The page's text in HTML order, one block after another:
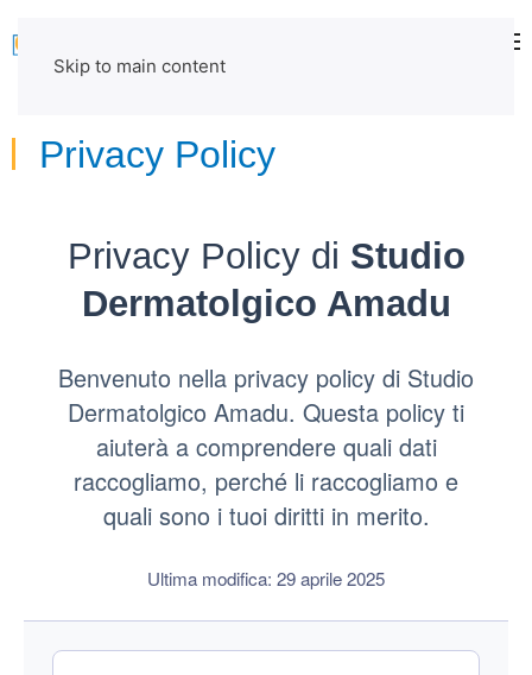
Skip to main content
Privacy Policy
Privacy Policy di Studio
Dermatolgico Amadu
Benvenuto nella privacy policy di Studio
Dermatolgico Amadu. Questa policy ti
aiuterà a comprendere quali dati
raccogliamo, perché li raccogliamo e
quali sono i tuoi diritti in merito.
Ultima modifica: 29 aprile 2025